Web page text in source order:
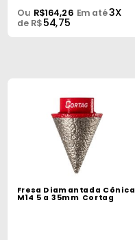
Ou R$164,26 Em até3X
de R$54,75
Fresa Diamantada Cônica
M14 5 a 35mm Cortag